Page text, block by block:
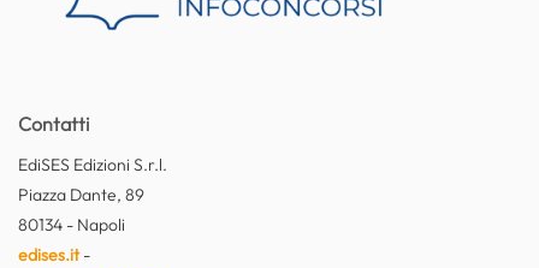
Contatti
EdiSES Edizioni S.r.l.
Piazza Dante, 89
80134 - Napoli
edises.it-